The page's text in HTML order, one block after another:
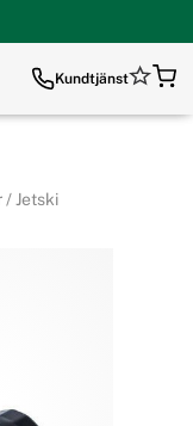
Kundtjänst
/ Jetski